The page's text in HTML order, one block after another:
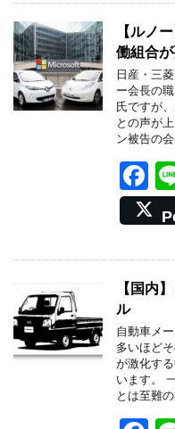
b
o
o
k
【ルノ
働組合
日産・三
ー会長の
氏ですが
との声が
ン被告の
F
a
c
e
b
o
k
【国内
ル
自動車メ
多いほど
が激化す
います。
とは至難